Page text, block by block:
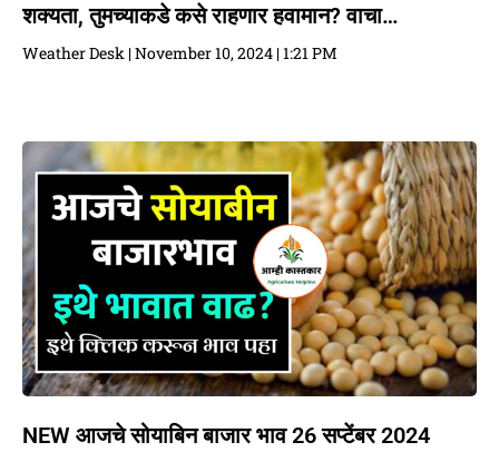
शक्यता, तुमच्याकडे कसे राहणार हवामान? वाचा…
Weather Desk November 10, 2024 1:21 PM
NEW आजचे सोयाबिन बाजार भाव 26 सप्टेंबर 2024